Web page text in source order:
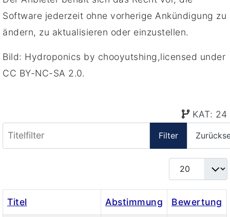
Software jederzeit ohne vorherige Ankündigung zu
ändern, zu aktualisieren oder einzustellen.
Bild: Hydroponics by chooyutshing,licensed under
CC BY-NC-SA 2.0.
KAT: 24
Titelfilter
Filter
Anzeige #
Titel Abstimmung Bewertung